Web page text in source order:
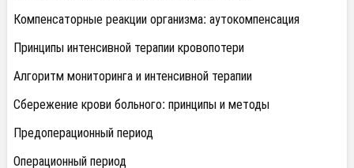
Компенсаторные реакции организма: аутокомпенсация
Принципы интенсивной терапии кровопотери
Алгоритм мониторинга и интенсивной терапии
Сбережение крови больного: принципы и методы
Предоперационный период
Операционный период